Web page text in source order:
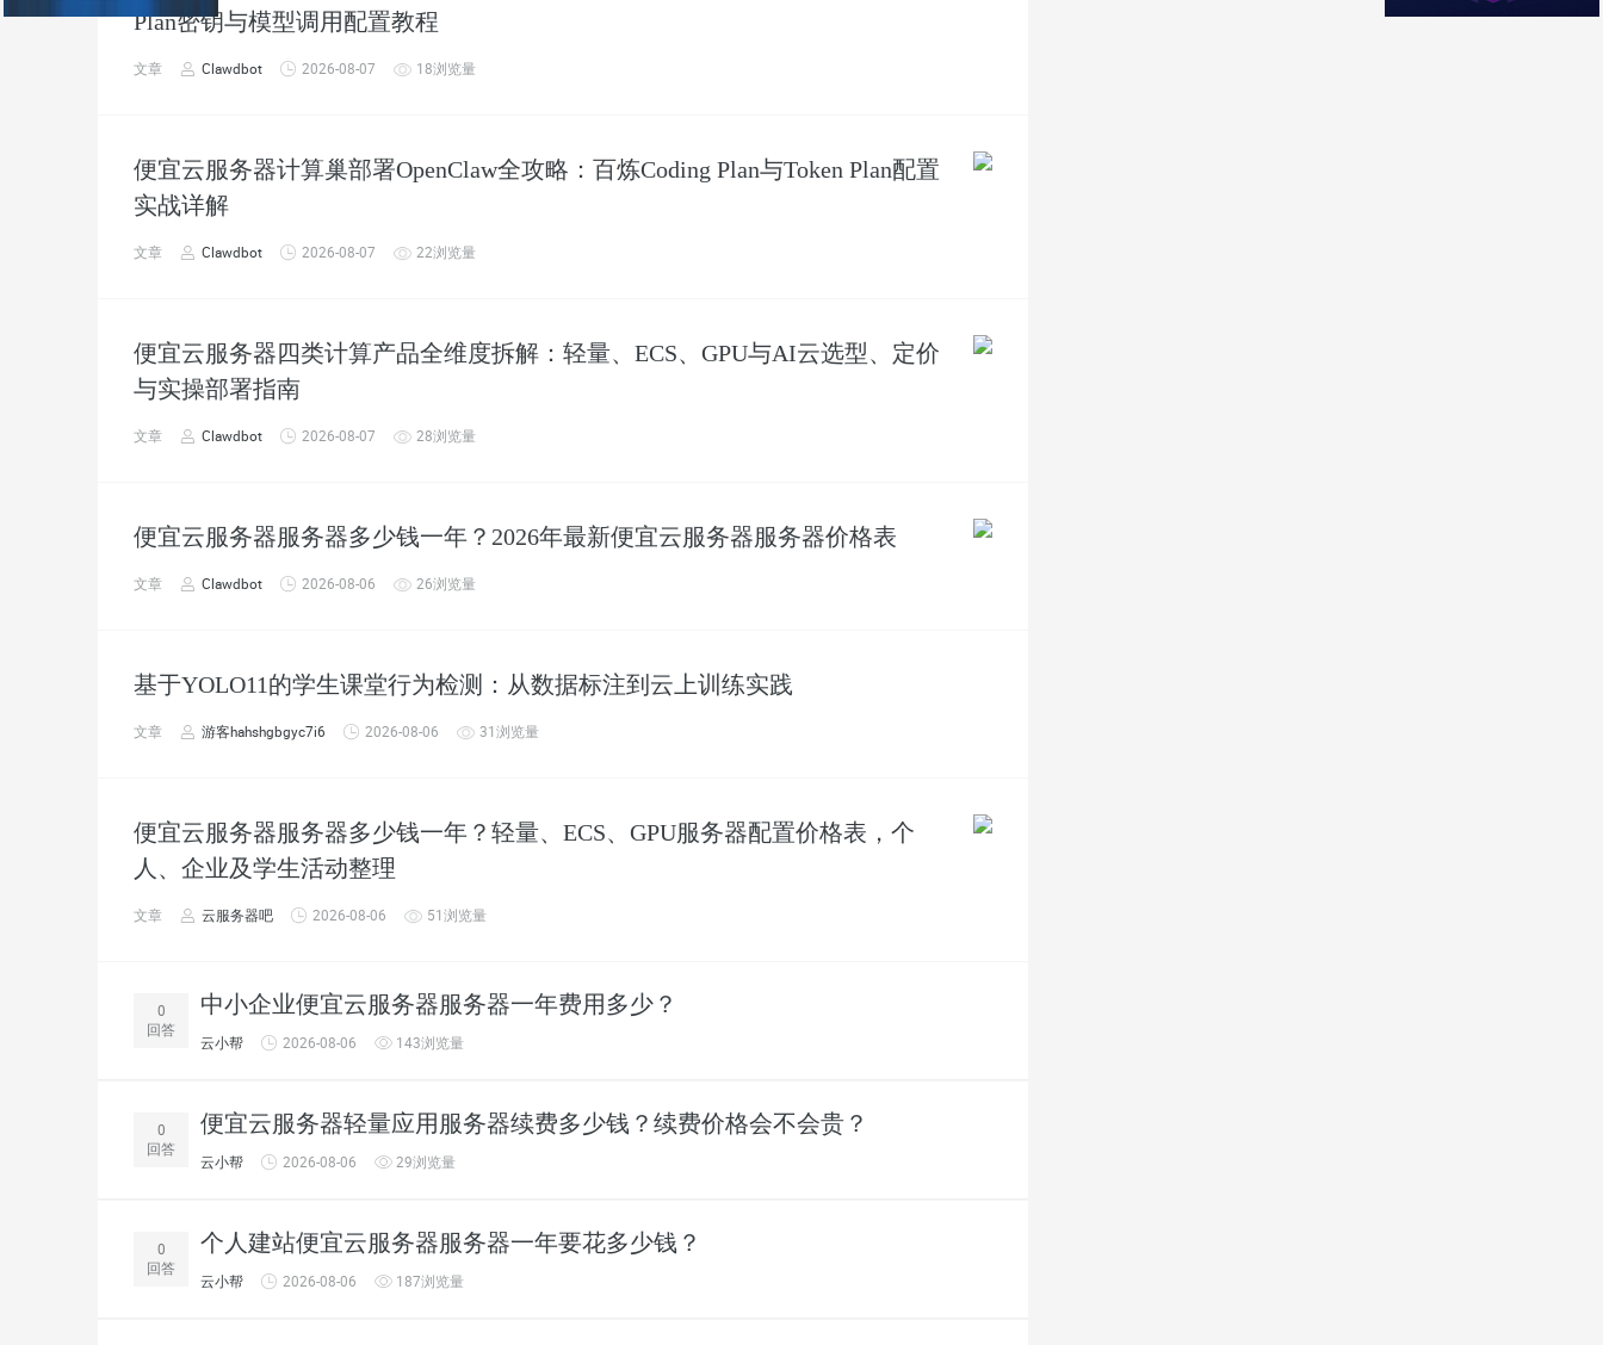
Plan密钥与模型调用配置教程
文章 Clawdbot 2026-08-07 18浏览量
便宜云服务器计算巢部署OpenClaw全攻略：百炼Coding Plan与Token Plan配置
实战详解
文章 Clawdbot 2026-08-07 22浏览量
便宜云服务器四类计算产品全维度拆解：轻量、ECS、GPU与AI云选型、定价
与实操部署指南
文章 Clawdbot 2026-08-07 28浏览量
便宜云服务器服务器多少钱一年？2026年最新便宜云服务器服务器价格表
文章 Clawdbot 2026-08-06 26浏览量
基于YOLO11的学生课堂行为检测：从数据标注到云上训练实践
文章 游客hahshgbgyc7i6 2026-08-06 31浏览量
便宜云服务器服务器多少钱一年？轻量、ECS、GPU服务器配置价格表，个
人、企业及学生活动整理
文章 云服务器吧 2026-08-06 51浏览量
0
回答
中小企业便宜云服务器服务器一年费用多少？
云小帮 2026-08-06 143浏览量
0
回答
便宜云服务器轻量应用服务器续费多少钱？续费价格会不会贵？
云小帮 2026-08-06 29浏览量
0
回答
个人建站便宜云服务器服务器一年要花多少钱？
云小帮 2026-08-06 187浏览量